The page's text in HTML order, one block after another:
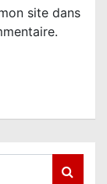
site dans